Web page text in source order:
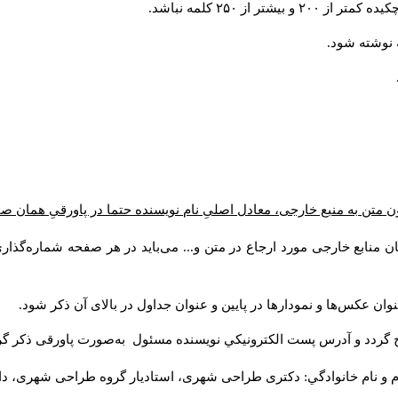
۲۵۰ کلمه نباشد.
متن به منبع خارجی، معادل اصلیِ نام نویسنده حتما در پاورقیِ همان
منابع خارجی مورد ارجاع در متن و... می‌باید در هر صفحه
عکس‌ها و نمودارها در پایین و عنوان جداول در بالای آن ذکر شود.
و آدرس پست الكترونيكي نويسنده مسئول به‌صورت پاورقی ذکر
و نام خانوادگي: دکتری طراحی شهری، استادیار گروه طراحی شهری،